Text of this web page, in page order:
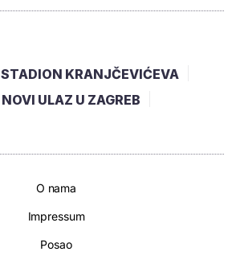
STADION KRANJČEVIĆEVA
NOVI ULAZ U ZAGREB
O nama
Impressum
Posao